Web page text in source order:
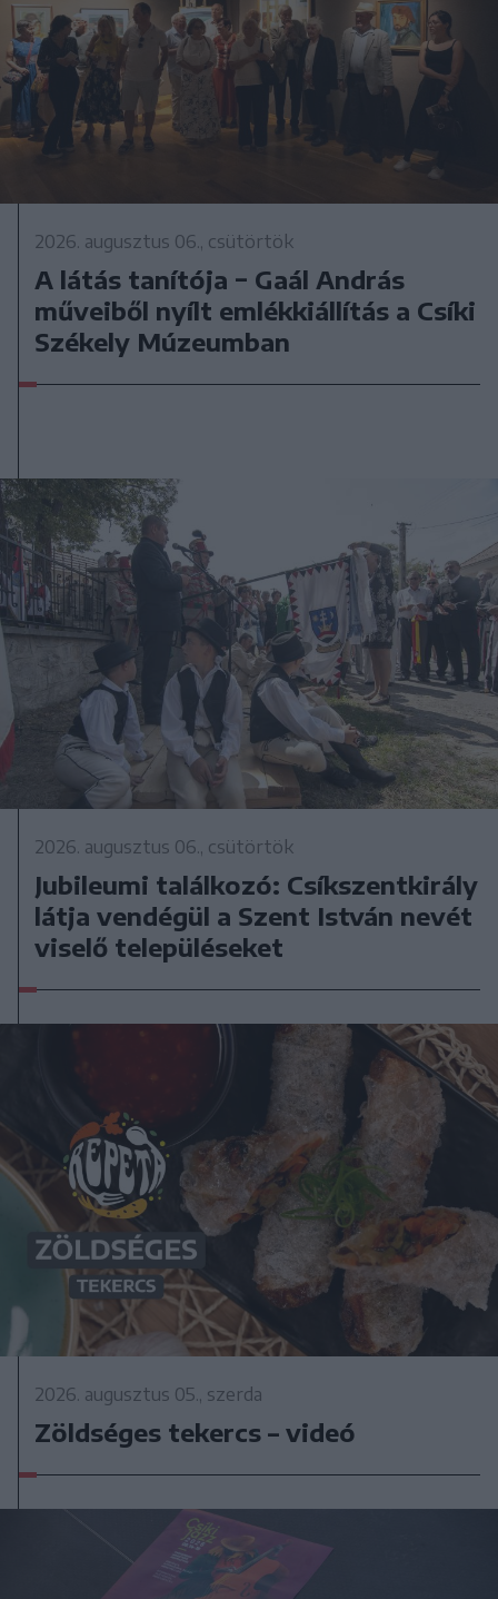
2026. augusztus 06., csütörtök
A látás tanítója − Gaál András
műveiből nyílt emlékkiállítás a Csíki
Székely Múzeumban
2026. augusztus 06., csütörtök
Jubileumi találkozó: Csíkszentkirály
látja vendégül a Szent István nevét
viselő településeket
2026. augusztus 05., szerda
Zöldséges tekercs – videó